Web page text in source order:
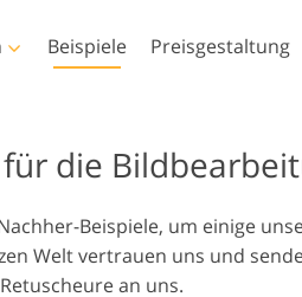
Baby-Fotobearbeitung
Beispiele Preisgestaltung
Marketing-Vorlagen
Valentinstagskarten
Hochzeitseinladungen
die
Beispiele, um einige
Welt vertrauen uns und
an uns.